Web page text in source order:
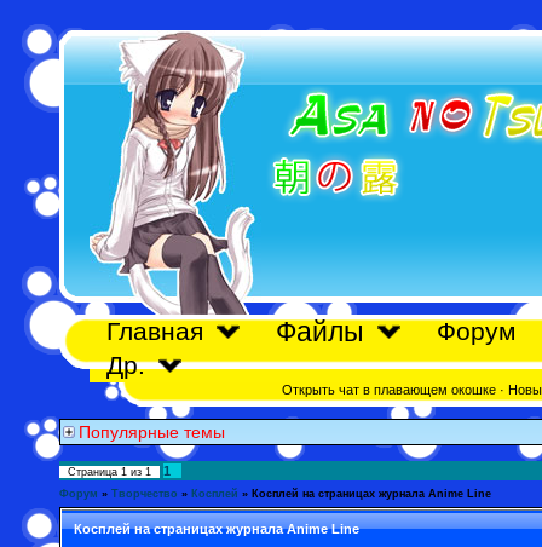
Главная Файлы
Форум
Др.
Открыть чат в плавающем окошке·
Популярные темы
Страница 1 из 1 1
Форум » Творчество » Косплей » Косплей на страницах журнала Anime Line
Косплей на страницах журнала Anime Line